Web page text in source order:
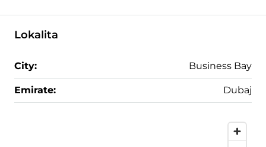
Lokalita
City: Business Bay
Emirate: Dubaj